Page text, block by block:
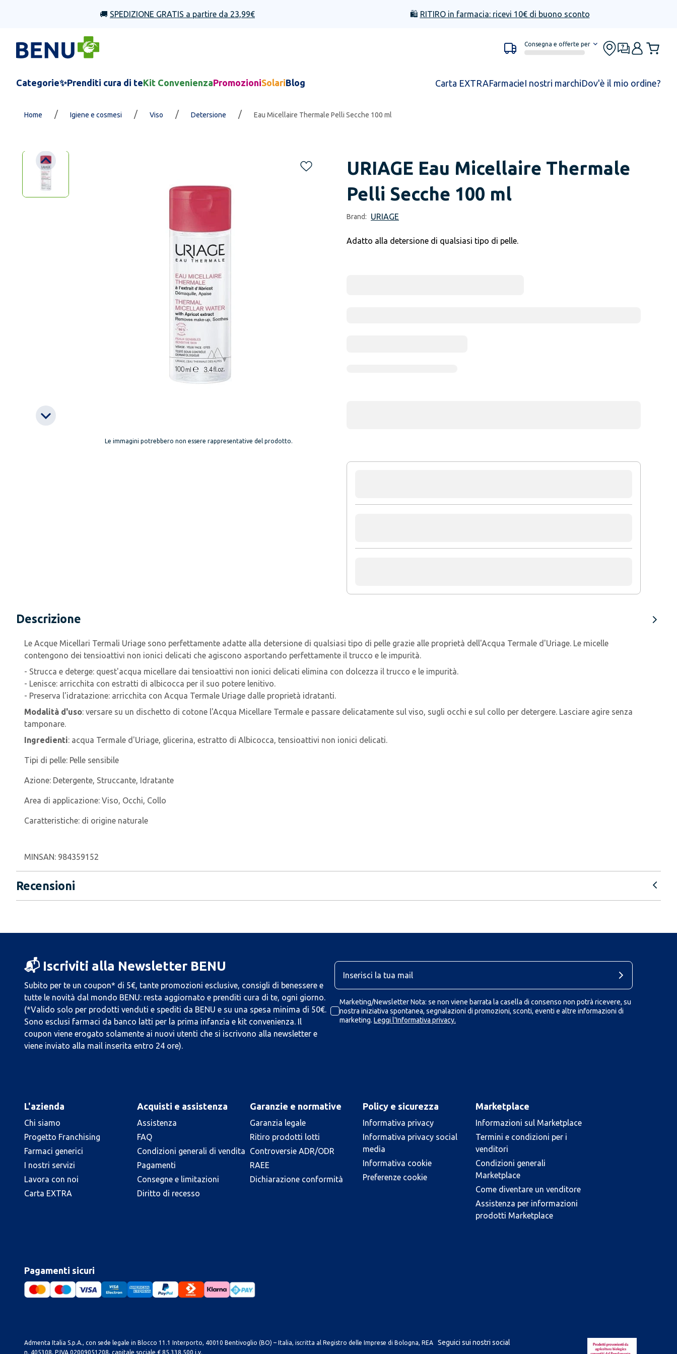
🚚 SPEDIZIONE GRATIS a partire da 23,99€ 🛍️ RITIRO in farmacia: ricevi 10€ di buono sconto
Consegna e offerte per
Categorie✨Prenditi cura di teKit ConvenienzaPromozioniSolariBlog Carta EXTRAFarmacieI nostri marchiDov'è il mio ordine?
Home / Igiene e cosmesi / Viso / Detersione / Eau Micellaire Thermale Pelli Secche 100 ml
Le immagini potrebbero non essere rappresentative del prodotto.
URIAGE Eau Micellaire Thermale
Pelli Secche 100 ml
Brand: URIAGE
Adatto alla detersione di qualsiasi tipo di pelle.
Descrizione
Le Acque Micellari Termali Uriage sono perfettamente adatte alla detersione di qualsiasi tipo di pelle grazie alle proprietà dell'Acqua Termale d'Uriage. Le micelle
contengono dei tensioattivi non ionici delicati che agiscono asportando perfettamente il trucco e le impurità.
- Strucca e deterge: quest'acqua micellare dai tensioattivi non ionici delicati elimina con dolcezza il trucco e le impurità.
- Lenisce: arricchita con estratti di albicocca per il suo potere lenitivo.
- Preserva l'idratazione: arricchita con Acqua Termale Uriage dalle proprietà idratanti.
Modalità d'uso: versare su un dischetto di cotone l'Acqua Micellare Termale e passare delicatamente sul viso, sugli occhi e sul collo per detergere. Lasciare agire senza
tamponare.
Ingredienti: acqua Termale d'Uriage, glicerina, estratto di Albicocca, tensioattivi non ionici delicati.
Tipi di pelle: Pelle sensibile
Azione: Detergente, Struccante, Idratante
Area di applicazione: Viso, Occhi, Collo
Caratteristiche: di origine naturale
MINSAN: 984359152
Recensioni
📬 Iscriviti alla Newsletter BENU
Subito per te un coupon* di 5€, tante promozioni esclusive, consigli di benessere e
tutte le novità dal mondo BENU: resta aggiornato e prenditi cura di te, ogni giorno.
(*Valido solo per prodotti venduti e spediti da BENU e su una spesa minima di 50€.
Sono esclusi farmaci da banco latti per la prima infanzia e kit convenienza. Il
coupon viene erogato solamente ai nuovi utenti che si iscrivono alla newsletter e
viene inviato alla mail inserita entro 24 ore).
Marketing/Newsletter Nota: se non viene barrata la casella di consenso non potrà ricevere, su
nostra iniziativa spontanea, segnalazioni di promozioni, sconti, eventi e altre informazioni di
marketing. Leggi l'Informativa privacy.
L'azienda
Chi siamo
Progetto Franchising
Farmaci generici
I nostri servizi
Lavora con noi
Carta EXTRA
Acquisti e assistenza
Assistenza
FAQ
Condizioni generali di vendita
Pagamenti
Consegne e limitazioni
Diritto di recesso
Garanzie e normative
Garanzia legale
Ritiro prodotti lotti
Controversie ADR/ODR
RAEE
Dichiarazione conformità
Policy e sicurezza
Informativa privacy
Informativa privacy social
media
Informativa cookie
Preferenze cookie
Marketplace
Informazioni sul Marketplace
Termini e condizioni per i
venditori
Condizioni generali
Marketplace
Come diventare un venditore
Assistenza per informazioni
prodotti Marketplace
Pagamenti sicuri
Admenta Italia S.p.A., con sede legale in Blocco 11.1 Interporto, 40010 Bentivoglio (BO) – Italia, iscritta al Registro delle Imprese di Bologna, REA
n. 405308, P.IVA 02009051208, capitale sociale € 85.338.500 i.v.
Seguici sui nostri social